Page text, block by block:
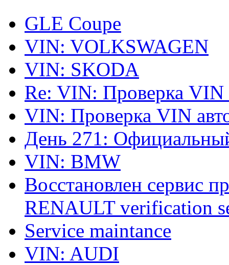
GLE Coupe
VIN: VOLKSWAGEN
VIN: SKODA
Re: VIN: Проверка VIN
VIN: Проверка VIN
День 271:
VIN: BMW
Восстановлен сервис
RENAULT verification
Service maintance
VIN: AUDI